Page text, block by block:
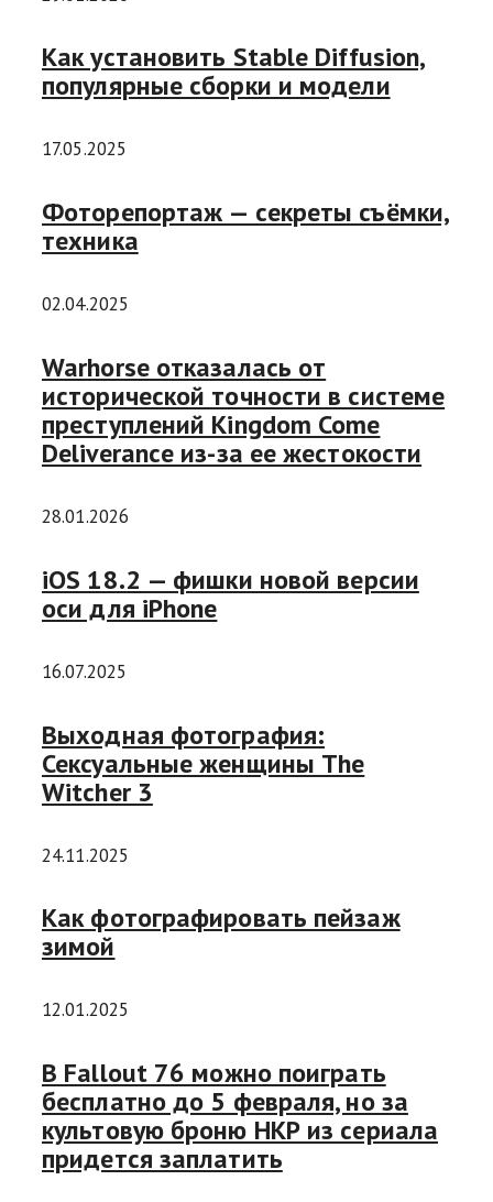
Как установить Stable Diffusion,
популярные сборки и модели
17.05.2025
Фоторепортаж — секреты съёмки,
техника
02.04.2025
Warhorse отказалась от
исторической точности в системе
преступлений Kingdom Come
Deliverance из-за ее жестокости
28.01.2026
iOS 18.2 — фишки новой версии
оси для iPhone
16.07.2025
Выходная фотография:
Сексуальные женщины The
Witcher 3
24.11.2025
Как фотографировать пейзаж
зимой
12.01.2025
В Fallout 76 можно поиграть
бесплатно до 5 февраля, но за
культовую броню НКР из сериала
придется заплатить